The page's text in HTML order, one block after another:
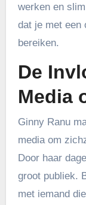
werken en
dat je met een
bereiken.
De
Media
Ginny Ranu
media om
Door haar
groot publiek.
met iemand